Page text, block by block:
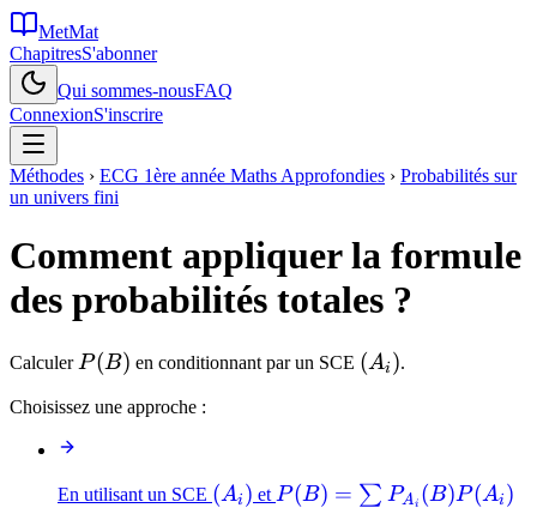
MetMat
ChapitresS'abonner
Qui sommes-nousFAQ
ConnexionS'inscrire
Méthodes › ECG 1ère année Maths Approfondies › Probabilités sur
un univers fini
Comment appliquer la formule
des probabilités totales ?
CalculerP(B)
P(B) en conditionnant par un SCE (A_i)
(Ai ).
Choisissez une approche :
En utilisant un SCE (A_i)
(Ai ) et P(B)=\sum
P(B) = ∑ PAi (B)P(Ai )